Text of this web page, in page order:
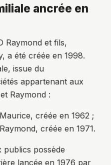
ancrée en
Raymond et fils,
a été créée en 1998.
issue du
appartenant aux
Raymond :
créée en 1962 ;
créée en 1971.
publics possède
lancée en 1976 par